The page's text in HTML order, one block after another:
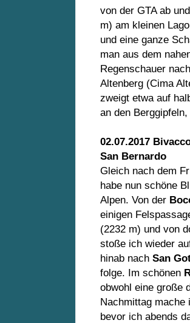
von der GTA ab
m) am kleinen
und eine ganze
man aus dem
Regenschauer
Altenberg (Cima
zweigt etwa auf
an den
02.07.2017
San Bernardo
Gleich nach dem
habe nun schöne
Alpen. Von der
einigen
(2232 m) und von
stoße ich wieder
hinab nach San
folge. Im schönen
obwohl eine große
Nachmittag mache
bevor ich abends